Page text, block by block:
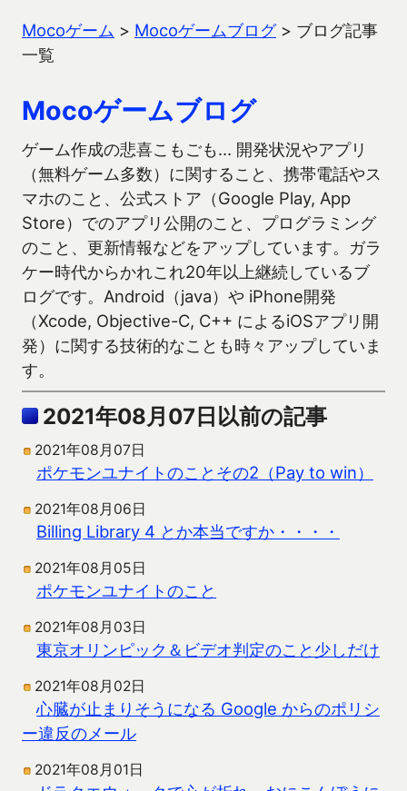
Mocoゲーム > Mocoゲームブログ> ブログ記事
一覧
Mocoゲームブログ
ゲーム作成の悲喜こもごも… 開発状況やアプリ
（無料ゲーム多数）に関すること、携帯電話やス
マホのこと、公式ストア（Google Play, App
Store）でのアプリ公開のこと、プログラミング
のこと、更新情報などをアップしています。ガラ
ケー時代からかれこれ20年以上継続しているブ
ログです。Android（java）や iPhone開発
（Xcode, Objective-C, C++ によるiOSアプリ開
発）に関する技術的なことも時々アップしていま
す。
2021年08月07日以前の記事
2021年08月07日
ポケモンユナイトのことその2（Pay to win）
2021年08月06日
Billing Library 4 とか本当ですか・・・・
2021年08月05日
ポケモンユナイトのこと
2021年08月03日
東京オリンピック＆ビデオ判定のこと少しだけ
2021年08月02日
心臓が止まりそうになる Google からのポリシ
ー違反のメール
2021年08月01日